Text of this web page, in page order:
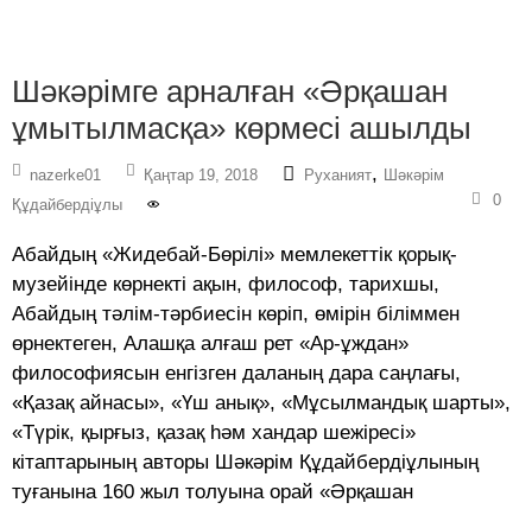
Шәкәрімге арналған «Әрқашан
ұмытылмасқа» көрмесі ашылды
nazerke01 Қаңтар 19, 2018 Руханият, Шәкәрім
Құдайбердіұлы
0
Абайдың «Жидебай-Бөрілі» мемлекеттік қорық-
музейінде көрнекті ақын, философ, тарихшы,
Абайдың тәлім-тәрбиесін көріп, өмірін біліммен
өрнектеген, Алашқа алғаш рет «Ар-ұждан»
философиясын енгізген даланың дара саңлағы,
«Қазақ айнасы», «Үш анық», «Мұсылмандық шарты»,
«Түрік, қырғыз, қазақ һәм хандар шежіресі»
кітаптарының авторы Шәкәрім Құдайбердіұлының
туғанына 160 жыл толуына орай «Әрқашан